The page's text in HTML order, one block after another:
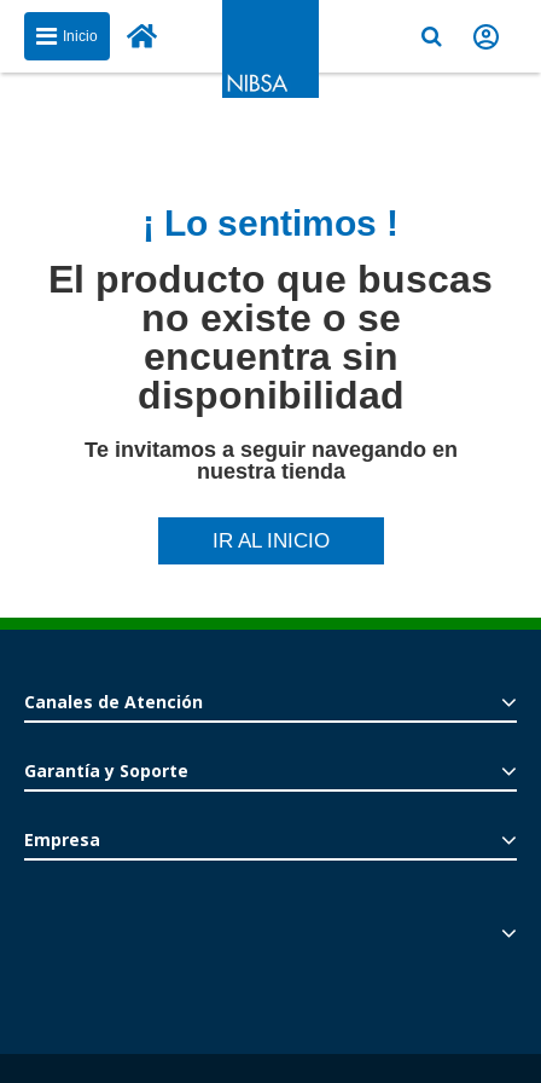
Inicio
¡ Lo sentimos !
El producto que buscas
no existe o se
encuentra sin
disponibilidad
Te invitamos a seguir navegando en
nuestra tienda
IR AL INICIO
Canales de Atención
Garantía y Soporte
Empresa